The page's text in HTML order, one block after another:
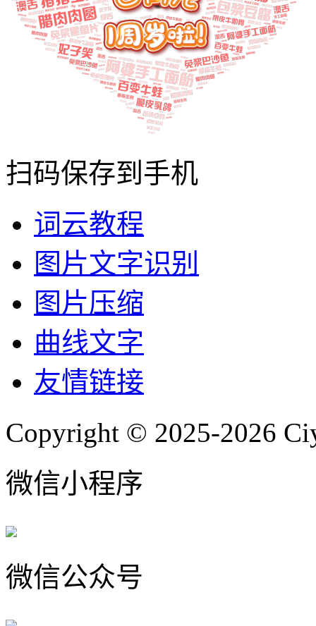
扫码保存到手机
词云教程
图片文字识别
图片压缩
曲线文字
友情链接
Copyright © 2025-2026
微信小程序
微信公众号